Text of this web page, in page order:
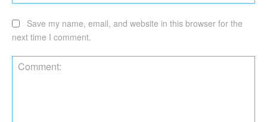
Save my name, email, and website in this browser for the
next time I comment.